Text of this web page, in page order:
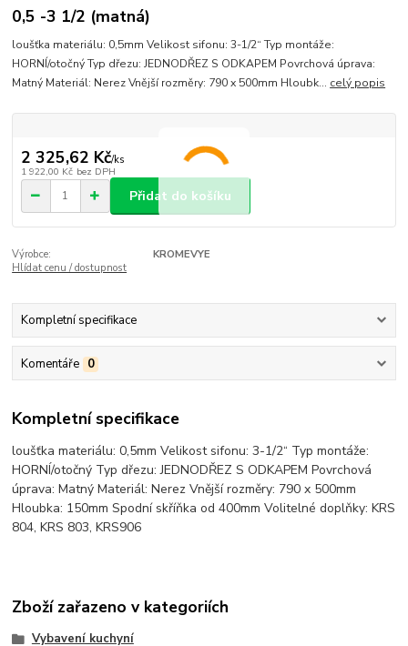
0,5 -3 1/2 (matná)
loušťka materiálu: 0,5mm Velikost sifonu: 3-1/2“ Typ montáže:
HORNÍ/otočný Typ dřezu: JEDNODŘEZ S ODKAPEM Povrchová úprava:
Matný Materiál: Nerez Vnější rozměry: 790 x 500mm Hloubk... celý popis
2 325,62 Kč/ks
1 922,00 Kč bez DPH
Přidat do košíku
Výrobce:
KROMEVYE
Hlídat cenu / dostupnost
Kompletní specifikace
Komentáře 0
Kompletní specifikace
loušťka materiálu: 0,5mm Velikost sifonu: 3-1/2“ Typ montáže:
HORNÍ/otočný Typ dřezu: JEDNODŘEZ S ODKAPEM Povrchová
úprava: Matný Materiál: Nerez Vnější rozměry: 790 x 500mm
Hloubka: 150mm Spodní skříňka od 400mm Volitelné doplňky: KRS
804, KRS 803, KRS906
Zboží zařazeno v kategoriích
Vybavení kuchyní